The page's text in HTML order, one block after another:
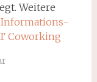
Weitere
Informations-
Coworking